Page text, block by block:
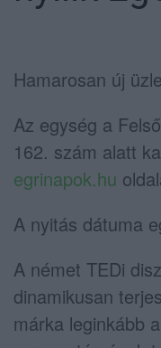
Hamarosan új
Az egység a
162. szám alatt
egrinapok.hu
A nyitás dátuma
A német TEDi
dinamikusan
márka leginkább